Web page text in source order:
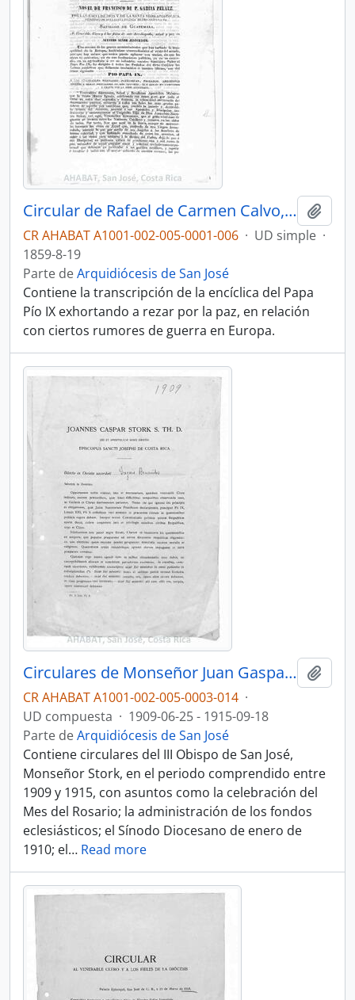
Circular de Rafael de Carmen Calvo, Vicario General de la Diócesis de San José (1859)
CR AHABAT A1001-002-005-0001-006 · UD simple ·
1859-8-19
Parte deArquidiócesis de San José
Contiene la transcripción de la encíclica del Papa
Pío IX exhortando a rezar por la paz, en relación
con ciertos rumores de guerra en Europa.
Circulares de Monseñor Juan Gaspar Stork Werth, III Obispo de San José (1909-1915)
CR AHABAT A1001-002-005-0003-014 ·
UD compuesta · 1909-06-25 - 1915-09-18
Parte deArquidiócesis de San José
Contiene circulares del III Obispo de San José,
Monseñor Stork, en el periodo comprendido entre
1909 y 1915, con asuntos como la celebración del
Mes del Rosario; la administración de los fondos
eclesiásticos; el Sínodo Diocesano de enero de
1910; el… Read more